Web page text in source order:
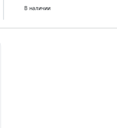
В наличии